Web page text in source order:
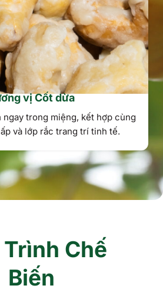
vị Cốt dừa
ngay trong miệng, kết hợp cùng
và lớp rắc trang trí tinh tế.
Chế
Biến